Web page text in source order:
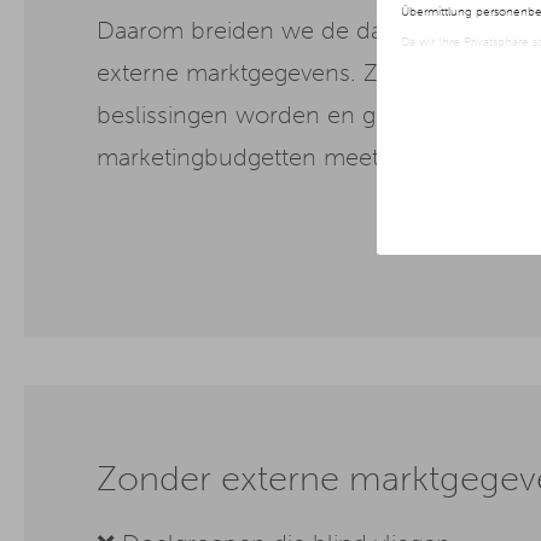
Übermittlung
Da wir Ihre Privatsphäre
jederzeit später
Daarom breiden we de database uit
externe marktgegevens. Zodat
beslissingen worden en geïnvesteerde
marketingbudgetten meetbare impact
Zonder externe